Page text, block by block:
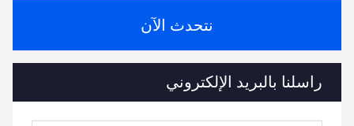
نتحدث الآن
راسلنا بالبريد الإلكتروني